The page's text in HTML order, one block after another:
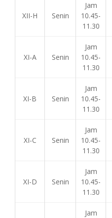
XII-H Senin
Jam
10.45-
11.30
XI-A Senin
Jam
10.45-
11.30
XI-B Senin
Jam
10.45-
11.30
XI-C Senin
Jam
10.45-
11.30
XI-D Senin
Jam
10.45-
11.30
Jam